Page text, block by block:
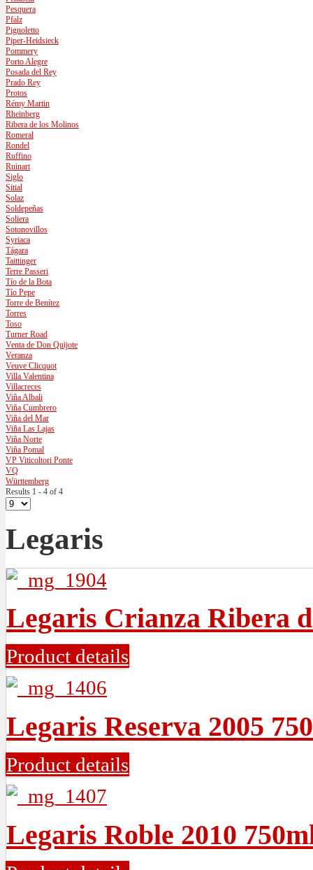
Pesquera
Pfalz
Pignoletto
Piper-Heidsieck
Pommery
Porto Alegre
Posada del Rey
Prado Rey
Protos
Rémy Martin
Rheinberg
Ribera de los Molinos
Romeral
Rondel
Ruffino
Ruinart
Siglo
Sitial
Solaz
Soldepeñas
Soliera
Sotonovillos
Syriaca
Tágara
Taittinger
Terre Passeri
Tío de la Bota
Tío Pepe
Torre de Benítez
Torres
Toso
Turner Road
Venta de Don Quijote
Veranza
Veuve Clicquot
Villa Valentina
Villacreces
Viña Albali
Viña Cumbrero
Viña del Mar
Viña Las Lajas
Viña Norte
Viña Pomal
VP Viticoltori Ponte
VQ
Württemberg
Results 1 - 4 of 4
Legaris
Legaris Crianza Ribera
Product details
Legaris Reserva 2005
Product details
Legaris Roble 2010